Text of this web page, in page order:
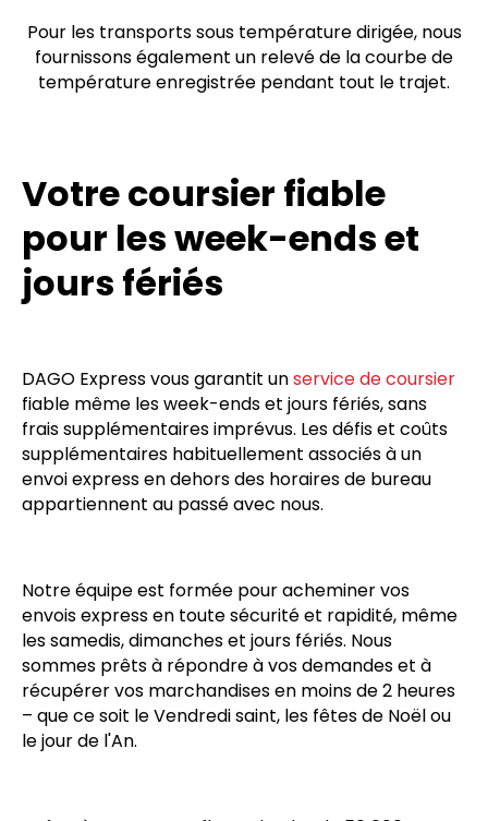
Pour les transports sous température dirigée, nous
fournissons également un relevé de la courbe de
température enregistrée pendant tout le trajet.
Votre coursier fiable
pour les week-ends et
jours fériés
DAGO Express vous garantit unservice de coursier
fiable même les week-ends et jours fériés, sans
frais supplémentaires imprévus. Les défis et coûts
supplémentaires habituellement associés à un
envoi express en dehors des horaires de bureau
appartiennent au passé avec nous.
Notre équipe est formée pour acheminer vos
envois express en toute sécurité et rapidité, même
les samedis, dimanches et jours fériés. Nous
sommes prêts à répondre à vos demandes et à
récupérer vos marchandises en moins de 2 heures
– que ce soit le Vendredi saint, les fêtes de Noël ou
le jour de l'An.